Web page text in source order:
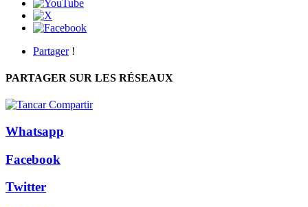
Partager !
PARTAGER SUR LES RÉSEAUX
Whatsapp
Facebook
Twitter